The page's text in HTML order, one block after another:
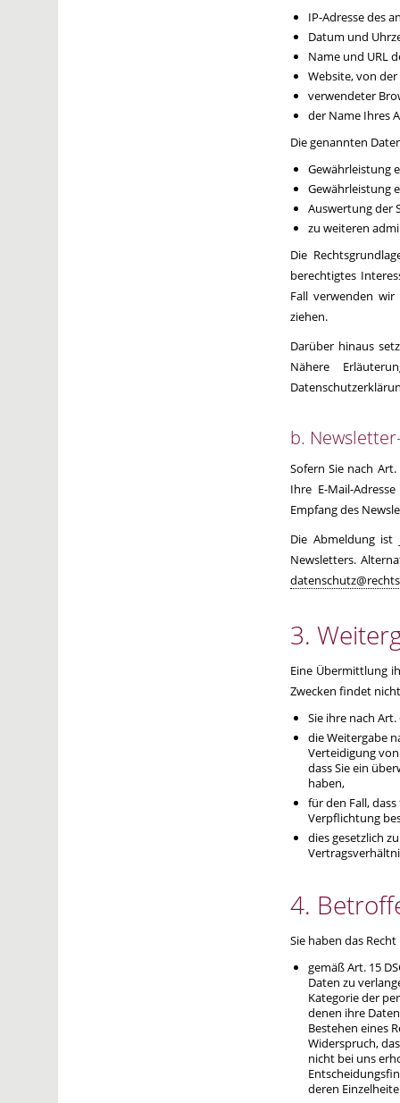
IP-Adresse des
Datum und
Name und URL
Website, von
verwendeter
der Name Ihres
Die genannten
Gewährleistung
Gewährleistung
Auswertung der
zu weiteren
Die
berechtigtes
Fall verwenden
ziehen.
Darüber hinaus
Nähere
b.
Sofern Sie nach
Ihre E-Mail-
Empfang des
Die Abmeldung
Newsletters.
3.
Eine Übermittlung
Zwecken findet
Sie ihre nach
die Weitergabe
Verteidigung
dass Sie ein
haben,
für den Fall, dass
Verpflichtung
dies gesetzlich
4.
Sie haben das Recht
gemäß Art. 15
Daten zu
Kategorie der
denen ihre
Bestehen eines
Widerspruch,
nicht bei uns
deren